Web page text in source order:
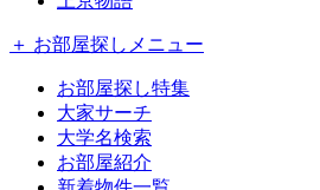
＋ お部屋探しメニュー
お部屋探し特集
大家サーチ
大学名検索
お部屋紹介